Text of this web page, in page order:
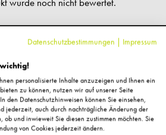
Artikel
Datenschutzbestimmungen | Impressum
personalisierte Inhalte anzuzeigen und Ihnen ein
zu können, nutzen wir auf unserer Seite
den Datenschutzhinweisen können Sie einsehen,
jederzeit, auch durch nachträgliche Änderung der
ob und inwieweit Sie diesen zustimmen möchten. Sie
von Cookies jederzeit ändern.